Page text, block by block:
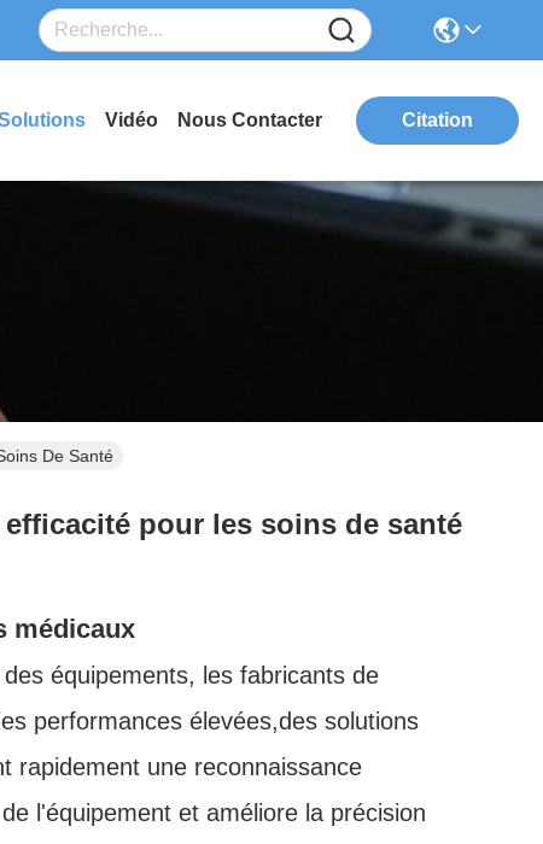
Vidéo Nous Contacter Citation
De Santé
pour les soins de santé
médicaux
équipements, les fabricants de
performances élevées,des solutions
rapidement une reconnaissance
l'équipement et améliore la précision